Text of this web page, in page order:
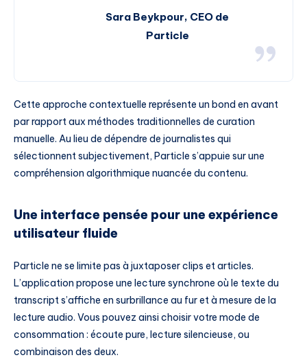
Sara Beykpour, CEO de
Particle
Cette approche contextuelle représente un bond en avant
par rapport aux méthodes traditionnelles de curation
manuelle. Au lieu de dépendre de journalistes qui
sélectionnent subjectivement, Particle s’appuie sur une
compréhension algorithmique nuancée du contenu.
Une interface pensée pour une expérience
utilisateur fluide
Particle ne se limite pas à juxtaposer clips et articles.
L’application propose une lecture synchrone où le texte du
transcript s’affiche en surbrillance au fur et à mesure de la
lecture audio. Vous pouvez ainsi choisir votre mode de
consommation : écoute pure, lecture silencieuse, ou
combinaison des deux.